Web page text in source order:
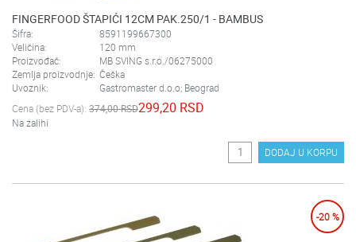
FINGERFOOD ŠTAPIĆI 12CM PAK.250/1 - BAMBUS
Šifra:
8591199667300
Veličina:
120 mm
Proizvođač:
MB SVING s.r.o./06275000
Zemlja proizvodnje: Češka
Uvoznik:
Gastromaster d.o.o; Beograd
Cena (bez PDV-a): 374,00 RSD299,20 RSD
Na zalihi
DODAJ U KORPU
-20 %